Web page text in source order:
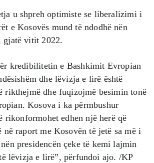
u shpreh optimiste se liberalizimi i
e Kosovës mund të ndodhë nën
gjatë vitit 2022.
kredibilitetin e Bashkimit Evropian
dhe lëvizja e lirë është
rikthejmë dhe fuqizojmë besimin tonë
Kosova i ka përmbushur
rikonformohet edhen një herë që
raport me Kosovën të jetë sa më i
presidencën çeke të kemi lajmin
lëvizja e lirë”, përfundoi ajo. /KP